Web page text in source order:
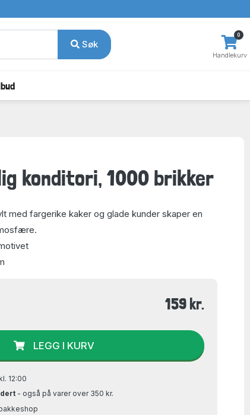
Søk
Handlekurv
0
konditori, 1000 brikker
med fargerike kaker og glade kunder skaper en
159 kr.
LEGG I KURV
12:00
- også på varer over 350 kr.